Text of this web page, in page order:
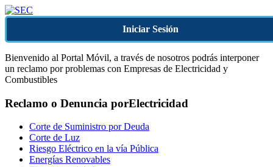
Iniciar Sesión
Bienvenido al Portal Móvil, a través de nosotros podrás interponer
un reclamo por problemas con Empresas de Electricidad y
Combustibles
Reclamo o Denuncia porElectricidad
Corte de Suministro por Deuda
Corte de Luz
Riesgo Eléctrico en la vía Pública
Energías Renovables